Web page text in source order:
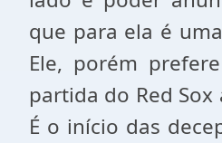
que para ela é
Ele, porém
partida do Red
É o início das